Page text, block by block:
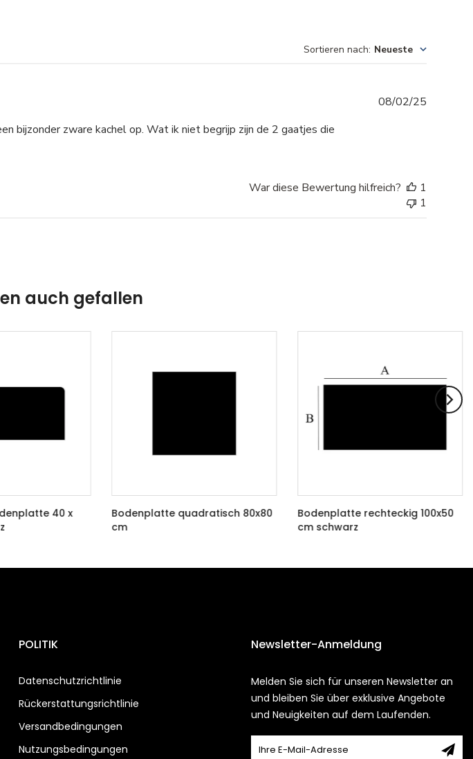
Sortieren nach: Neueste
bijzonder zware kachel op. Wat ik niet begrijp zijn de 2 gaatjes die
08/02/25
War diese Bewertung hilfreich?
1
1
auch gefallen
40 x
Bodenplatte quadratisch 80x80
cm
Bodenplatte rechteckig 100x50
cm schwarz
POLITIK
Datenschutzrichtlinie
Rückerstattungsrichtlinie
Versandbedingungen
Nutzungsbedingungen
Newsletter-Anmeldung
Melden Sie sich für unseren Newsletter an
und bleiben Sie über exklusive Angebote
und Neuigkeiten auf dem Laufenden.